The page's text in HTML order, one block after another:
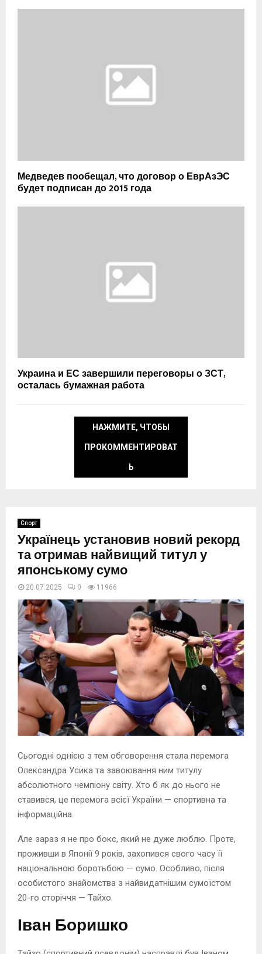
Медведев пообещал, что договор о ЕврАзЭС
будет подписан до 2015 года
Украина и ЕС завершили переговоры о ЗСТ,
осталась бумажная работа
НАЖМИТЕ, ЧТОБЫ
ПРОКОММЕНТИРОВАТ
Ь
Спорт
Українець установив новий рекорд
та отримав найвищий титул у
японському сумо
20.07.2025 0 11966
Сьогодні однією з тем обговорення стала перемога
Олександра Усика та завоювання ним титулу
абсолютного чемпіону світу. Хто б як до нього не
ставився, це перемога всієї України — спортивна та
інформаційна.
Але зараз я не про бокс, який не дуже люблю. Проте,
проживши в Японії 9 років, захопився свого часу її
національною боротьбою — сумо. Особливо, після
особистого знайомства з найвидатнішим сумоїстом
20-го сторіччя — Тайхо.
Іван Боришко